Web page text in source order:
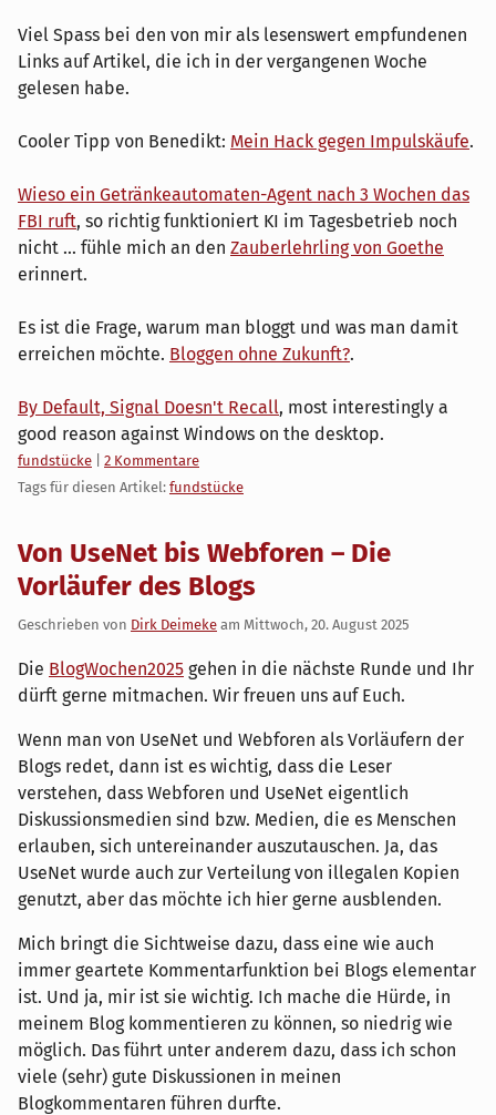
Viel Spass bei den von mir als lesenswert empfundenen
Links auf Artikel, die ich in der vergangenen Woche
gelesen habe.
Cooler Tipp von Benedikt: Mein Hack gegen Impulskäufe.
Wieso ein Getränkeautomaten-Agent nach 3 Wochen das
FBI ruft, so richtig funktioniert KI im Tagesbetrieb noch
nicht ... fühle mich an den Zauberlehrling von Goethe
erinnert.
Es ist die Frage, warum man bloggt und was man damit
erreichen möchte. Bloggen ohne Zukunft?.
By Default, Signal Doesn't Recall, most interestingly a
good reason against Windows on the desktop.
Kategorien:
fundstücke
2 Kommentare
Tags für diesen Artikel: fundstücke
Von UseNet bis Webforen – Die
Vorläufer des Blogs
Geschrieben von Dirk Deimeke am Mittwoch, 20. August 2025
Die BlogWochen2025 gehen in die nächste Runde und Ihr
dürft gerne mitmachen. Wir freuen uns auf Euch.
Wenn man von UseNet und Webforen als Vorläufern der
Blogs redet, dann ist es wichtig, dass die Leser
verstehen, dass Webforen und UseNet eigentlich
Diskussionsmedien sind bzw. Medien, die es Menschen
erlauben, sich untereinander auszutauschen. Ja, das
UseNet wurde auch zur Verteilung von illegalen Kopien
genutzt, aber das möchte ich hier gerne ausblenden.
Mich bringt die Sichtweise dazu, dass eine wie auch
immer geartete Kommentarfunktion bei Blogs elementar
ist. Und ja, mir ist sie wichtig. Ich mache die Hürde, in
meinem Blog kommentieren zu können, so niedrig wie
möglich. Das führt unter anderem dazu, dass ich schon
viele (sehr) gute Diskussionen in meinen
Blogkommentaren führen durfte.